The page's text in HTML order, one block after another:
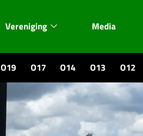
Vereniging Media
O19 O17 O14 O13 O12